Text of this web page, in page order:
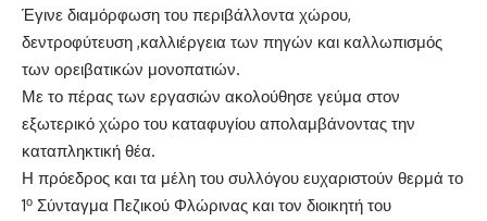
Έγινε διαμόρφωση του περιβάλλοντα χώρου,
δεντροφύτευση ,καλλιέργεια των πηγών και καλλωπισμός
των ορειβατικών μονοπατιών.
Με το πέρας των εργασιών ακολούθησε γεύμα στον
εξωτερικό χώρο του καταφυγίου απολαμβάνοντας την
καταπληκτική θέα.
Η πρόεδρος και τα μέλη του συλλόγου ευχαριστούν θερμά το
1ο Σύνταγμα Πεζικού Φλώρινας και τον διοικητή του